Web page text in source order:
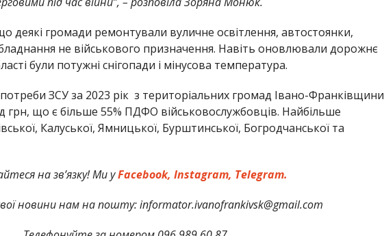
деякі громади ремонтували вуличне освітлення, автостоянки,
не військового призначення. Навіть оновлювали дорожнє
були потужні снігопади і мінусова температура.
ЗСУ за 2023 рік з територіальних громад Івано-Франківщини
грн, що є більше 55% ПДФО військовослужбовців. Найбільше
Калуської, Ямницької, Бурштинської, Богродчанської та
на зв’язку! Ми уFacebook,Instagram, Telegram.
новини нам на пошту: informator.ivanofrankivsk@gmail.com